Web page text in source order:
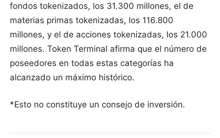
fondos tokenizados, los 31.300 millones, el de
materias primas tokenizadas, los 116.800
millones, y el de acciones tokenizadas, los 21.000
millones. Token Terminal afirma que el número de
poseedores en todas estas categorías ha
alcanzado un máximo histórico.
*Esto no constituye un consejo de inversión.